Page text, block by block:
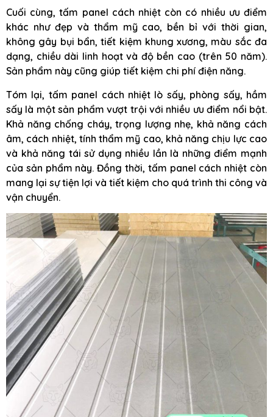
Cuối cùng, tấm panel cách nhiệt còn có nhiều ưu điểm
khác như đẹp và thẩm mỹ cao, bền bỉ với thời gian,
không gây bụi bẩn, tiết kiệm khung xương, màu sắc đa
dạng, chiều dài linh hoạt và độ bền cao (trên 50 năm).
Sản phẩm này cũng giúp tiết kiệm chi phí điện năng.
Tóm lại, tấm panel cách nhiệt lò sấy, phòng sấy, hầm
sấy là một sản phẩm vượt trội với nhiều ưu điểm nổi bật.
Khả năng chống cháy, trọng lượng nhẹ, khả năng cách
âm, cách nhiệt, tính thẩm mỹ cao, khả năng chịu lực cao
và khả năng tái sử dụng nhiều lần là những điểm mạnh
của sản phẩm này. Đồng thời, tấm panel cách nhiệt còn
mang lại sự tiện lợi và tiết kiệm cho quá trình thi công và
vận chuyển.